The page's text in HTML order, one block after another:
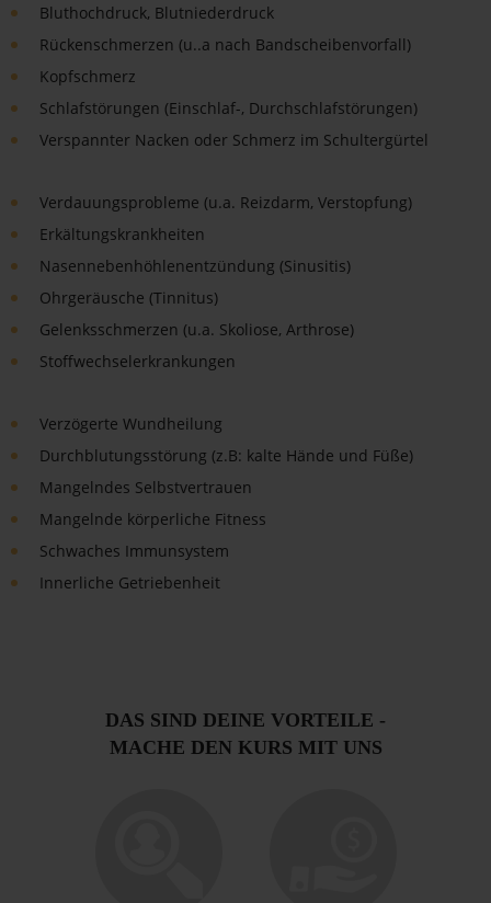
Bluthochdruck, Blutniederdruck
Rückenschmerzen (u..a nach Bandscheibenvorfall)
Kopfschmerz
Schlafstörungen (Einschlaf-, Durchschlafstörungen)
Verspannter Nacken oder Schmerz im Schultergürtel
Verdauungsprobleme (u.a. Reizdarm, Verstopfung)
Erkältungskrankheiten
Nasennebenhöhlenentzündung (Sinusitis)
Ohrgeräusche (Tinnitus)
Gelenksschmerzen (u.a. Skoliose, Arthrose)
Stoffwechselerkrankungen
Verzögerte Wundheilung
Durchblutungsstörung (z.B: kalte Hände und Füße)
Mangelndes Selbstvertrauen
Mangelnde körperliche Fitness
Schwaches Immunsystem
Innerliche Getriebenheit
DAS SIND DEINE VORTEILE -
MACHE DEN KURS MIT UNS